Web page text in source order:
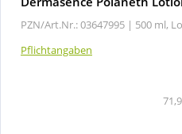
PZN/Art.Nr.: 03647995 | 500 ml,
Pflichtangaben